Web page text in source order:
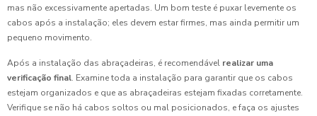
mas não excessivamente apertadas. Um bom teste é puxar levemente os
cabos após a instalação; eles devem estar firmes, mas ainda permitir um
pequeno movimento.
Após a instalação das abraçadeiras, é recomendável realizar uma
verificação final. Examine toda a instalação para garantir que os cabos
estejam organizados e que as abraçadeiras estejam fixadas corretamente.
Verifique se não há cabos soltos ou mal posicionados, e faça os ajustes